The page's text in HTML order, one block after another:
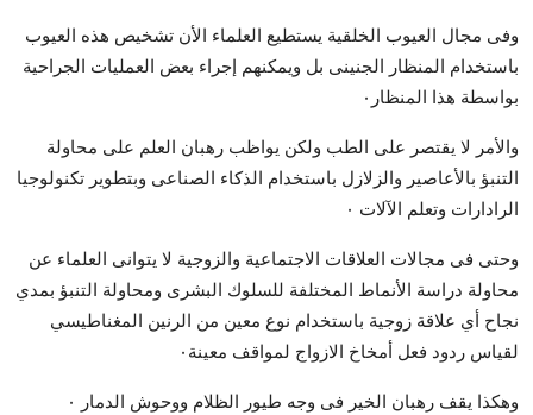
وفى مجال العيوب الخلقية يستطيع العلماء الأن تشخيص هذه العيوب
باستخدام المنظار الجنينى بل ويمكنهم إجراء بعض العمليات الجراحية
بواسطة هذا المنظار٠
والأمر لا يقتصر على الطب ولكن يواظب رهبان العلم على محاولة
التنبؤ بالأعاصير والزلازل باستخدام الذكاء الصناعى وبتطوير تكنولوجيا
الرادارات وتعلم الآلات ٠
وحتى فى مجالات العلاقات الاجتماعية والزوجية لا يتوانى العلماء عن
محاولة دراسة الأنماط المختلفة للسلوك البشرى ومحاولة التنبؤ بمدي
نجاح أي علاقة زوجية باستخدام نوع معين من الرنين المغناطيسي
لقياس ردود فعل أمخاخ الازواج لمواقف معينة٠
وهكذا يقف رهبان الخير فى وجه طيور الظلام ووحوش الدمار ٠